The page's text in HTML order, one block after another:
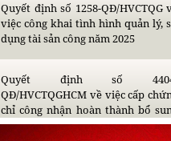
Quyết định số 1258-QĐ/HVCTQG
việc công khai tình hình quản lý,
dụng tài sản công năm 2025
Quyết định số
QĐ/HVCTQGHCM về việc cấp
chỉ công nhận hoàn thành bổ
kiến thức dự tuyển đào tạo trình